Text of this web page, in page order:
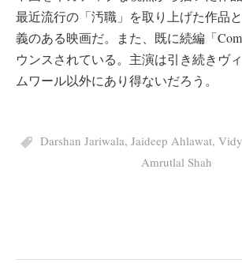
最近流行の「汚職」を取り上げた作品
義のある映画だ。また、既に続編「
ウンスされている。主演は引き続きヴ
ムワール以外にあり得ないだろう。
Darshan Jariwala, Jaideep Ahlawat,
Amrutlal Shah